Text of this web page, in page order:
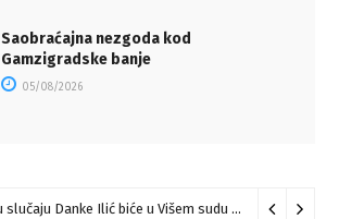
Saobraćajna nezgoda kod
Gamzigradske banje
05/08/2026
Suđenje u slučaju Danke Ilić biće u Višem sudu u Negotinu?